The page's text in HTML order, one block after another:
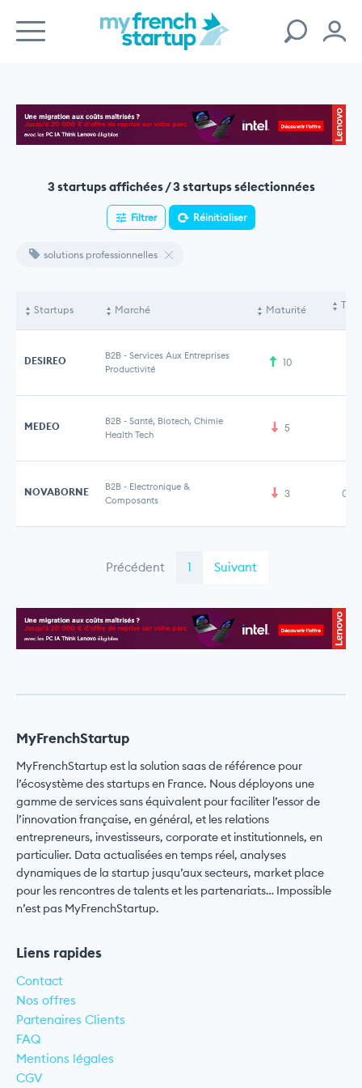
3 startups affichées / 3 startups sélectionnées
Filtrer Réinitialiser
solutions professionnelles
Startups Marché Maturité
DESIREO B2B - Services Aux Entreprises
Productivité
10
MEDEO B2B - Santé, Biotech, Chimie
Health Tech
5
NOVABORNE B2B - Electronique &
Composants
3
Précédent 1 Suivant
MyFrenchStartup
MyFrenchStartup est la solution saas de référence pour
l’écosystème des startups en France. Nous déployons une
gamme de services sans équivalent pour faciliter l’essor de
l’innovation française, en général, et les relations
entrepreneurs, investisseurs, corporate et institutionnels, en
particulier. Data actualisées en temps réel, analyses
dynamiques de la startup jusqu’aux secteurs, market place
pour les rencontres de talents et les partenariats… Impossible
n’est pas MyFrenchStartup.
Liens rapides
Contact
Nos offres
Partenaires Clients
FAQ
Mentions légales
CGV